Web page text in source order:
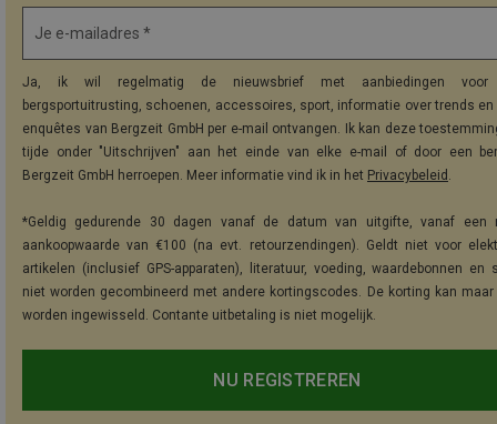
Je e-mailadres *
Ja, ik wil regelmatig de nieuwsbrief met aanbiedingen voor
bergsportuitrusting, schoenen, accessoires, sport, informatie over trends
enquêtes van Bergzeit GmbH per e-mail ontvangen. Ik kan deze
tijde onder "Uitschrijven" aan het einde van elke e-mail of door een
Bergzeit GmbH herroepen. Meer informatie vind ik in het Privacybeleid .
*Geldig gedurende 30 dagen vanaf de datum van uitgifte, vanaf een
aankoopwaarde van €100 (na evt. retourzendingen). Geldt niet voor
artikelen (inclusief GPS-apparaten), literatuur, voeding, waardebonnen en
niet worden gecombineerd met andere kortingscodes. De korting kan maar
worden ingewisseld. Contante uitbetaling is niet mogelijk.
NU REGISTREREN